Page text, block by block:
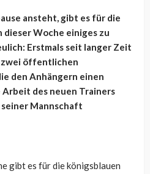
ansteht, gibt es für die
dieser Woche einiges zu
Erstmals seit langer Zeit
zwei öffentlichen
den Anhängern einen
des neuen Trainers
Mannschaft
gibt es für die königsblauen